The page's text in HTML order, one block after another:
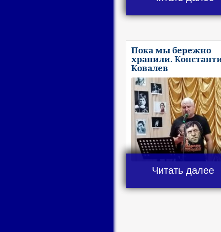
Пока мы бережно
хранили.
Ковалев
Читать далее